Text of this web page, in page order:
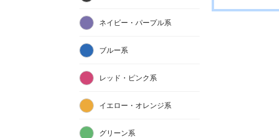
ネイビー・パープル系
ブルー系
レッド・ピンク系
イエロー・オレンジ系
グリーン系